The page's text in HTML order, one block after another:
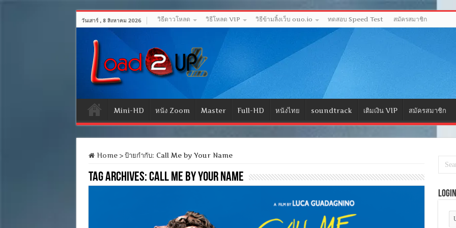
วันเสาร์ , 8 สิงหาคม 2026 วิธีดาวโหลด วิธีโหลด VIP วิธีข้ามลิ้งเว็บ ouo.io ทดสอบ Speed Test สมัครสมาชิก
Mini-HD หนัง Zoom Master Full-HD หนังไทย soundtrack เติมเงิน VIP สมัครสมาชิก
Home > ป้ายกำกับ: Call Me by Your Name
Tag Archives:Call Me by Your Name
Login